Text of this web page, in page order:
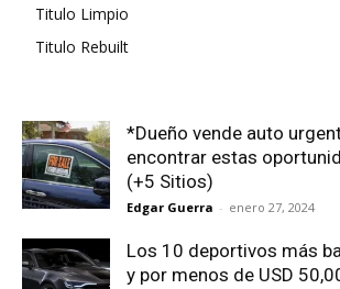
Titulo Limpio
Titulo Rebuilt
*Dueño vende auto
encontrar estas
(+5 Sitios)
Edgar Guerra - enero 27, 2024
Los 10 deportivos más
y por menos de USD